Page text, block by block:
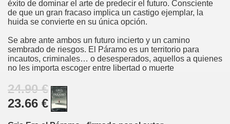
éxito de dominar el arte de predecir el futuro. Consciente
de que un gran fracaso implica un castigo ejemplar, la
huida se convierte en su única opción.
Se abre ante ambos un futuro incierto y un camino
sembrado de riesgos. El Páramo es un territorio para
incautos, criminales… o desesperados, aquellos a quienes
no les importa escoger entre libertad o muerte
24.90 €
23.66 €